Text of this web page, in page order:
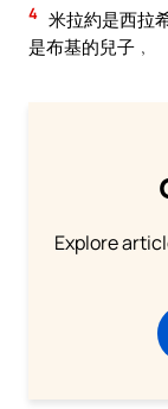
4 米拉約是西拉
是布基的兒子﹐
Explore